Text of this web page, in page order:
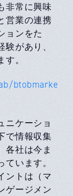
⾮常に興味
営業の連携
ョンをた
があり、
。
btobmarke
ニケーショ
で情報収集
各社は今ま
います。
ントは（マ
ゲージメン